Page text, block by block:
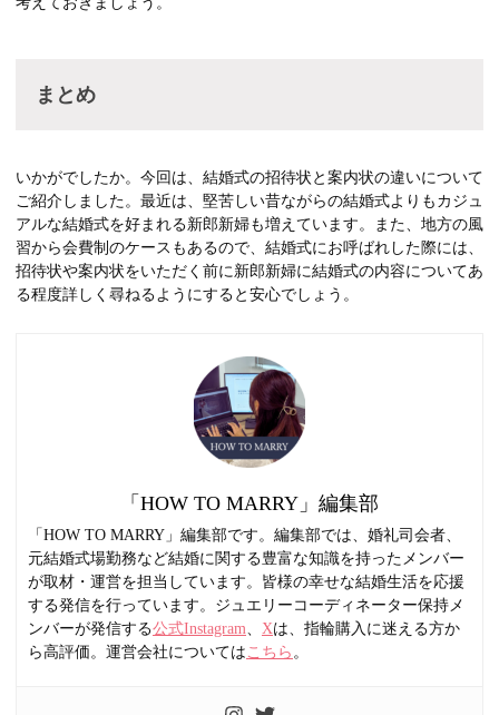
まとめ
いかがでしたか。今回は、結婚式の招待状と案内状の違いについて
ご紹介しました。最近は、堅苦しい昔ながらの結婚式よりもカジュ
アルな結婚式を好まれる新郎新婦も増えています。また、地方の風
習から会費制のケースもあるので、結婚式にお呼ばれした際には、
招待状や案内状をいただく前に新郎新婦に結婚式の内容についてあ
る程度詳しく尋ねるようにすると安心でしょう。
「HOW TO MARRY」編集部
「HOW TO MARRY」編集部です。編集部では、婚礼司会者、
元結婚式場勤務など結婚に関する豊富な知識を持ったメンバー
が取材・運営を担当しています。皆様の幸せな結婚生活を応援
する発信を行っています。ジュエリーコーディネーター保持メ
ンバーが発信する公式Instagram、 Xは、指輪購入に迷える方か
ら高評価。運営会社については こちら 。